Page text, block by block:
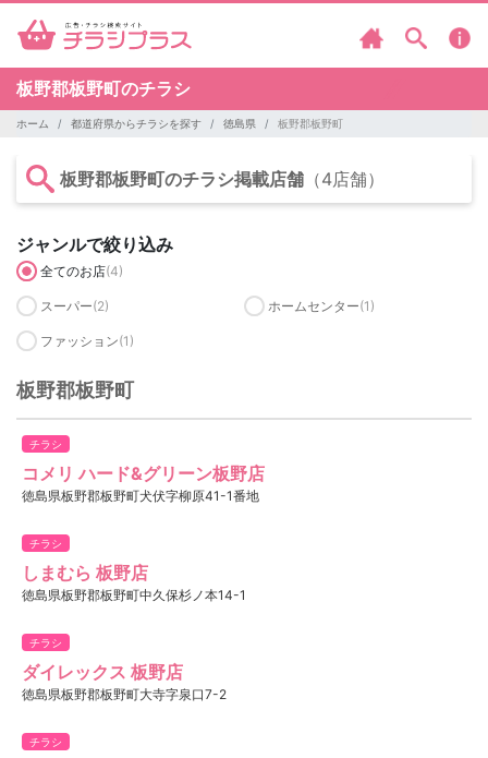
板野郡板野町のチラシ
ホーム 都道府県からチラシを探す 徳島県 板野郡板野町
板野郡板野町のチラシ掲載店舗 （4店舗）
ジャンルで絞り込み
全てのお店(4)
スーパー(2) ホームセンター(1)
ファッション(1)
板野郡板野町
チラシ
コメリ ハード&グリーン板野店
徳島県板野郡板野町犬伏字柳原41-1番地
チラシ
しまむら 板野店
徳島県板野郡板野町中久保杉ノ本14-1
チラシ
ダイレックス 板野店
徳島県板野郡板野町大寺字泉口7-2
チラシ